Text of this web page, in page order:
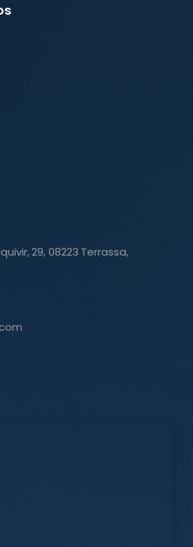
29, 08223 Terrassa,